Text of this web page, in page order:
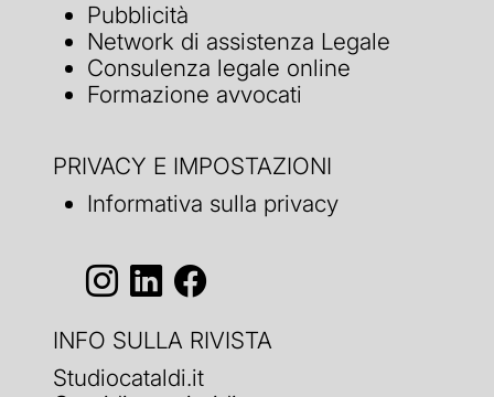
Pubblicità
Network di assistenza Legale
Consulenza legale online
Formazione avvocati
PRIVACY E IMPOSTAZIONI
Informativa sulla privacy
INFO SULLA RIVISTA
Studiocataldi.it